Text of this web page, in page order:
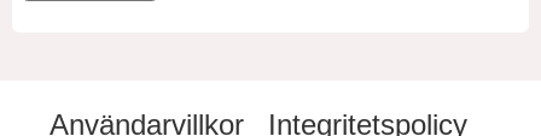
Användarvillkor
Integritetspolicy